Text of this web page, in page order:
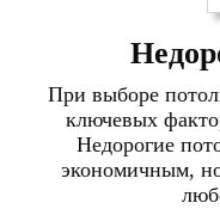
При выборе
ключевых
Недорогие
экономичным,